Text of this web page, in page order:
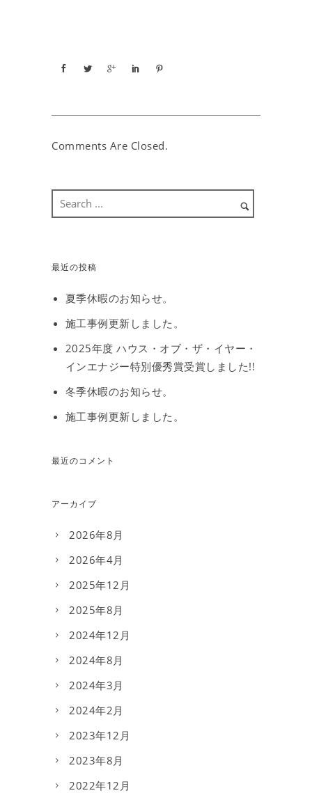
Comments Are Closed.
最近の投稿
夏季休暇のお知らせ。
施工事例更新しました。
2025年度 ハウス・オブ・ザ・イヤー・
インエナジー特別優秀賞受賞しました!!
冬季休暇のお知らせ。
施工事例更新しました。
最近のコメント
アーカイブ
2026年8月
2026年4月
2025年12月
2025年8月
2024年12月
2024年8月
2024年3月
2024年2月
2023年12月
2023年8月
2022年12月